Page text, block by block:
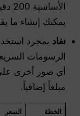
يمكنك إنشاء ما
نفاد بمجرد
الرسومات
أي صور أخرى على
مبلغاً إضافياً.
الخطة
السعر